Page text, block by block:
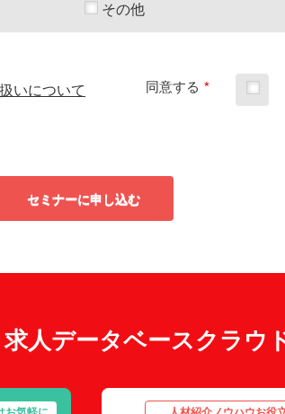
その他
いについて *
同意する
セミナーに申し込む
人データベースクラウ